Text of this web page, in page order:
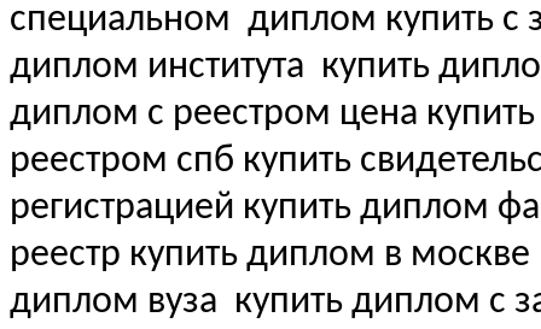
специальном диплом купить с
диплом института купить
диплом с реестром цена
реестром спб купить
регистрацией купить диплом
реестр купить диплом в москве
диплом вуза купить диплом с